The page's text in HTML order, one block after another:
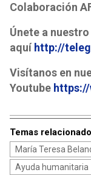
Colaboración
Únete a
aquí http://
Visítanos en
Youtube
Temas
María Teresa
Ayuda humanitaria